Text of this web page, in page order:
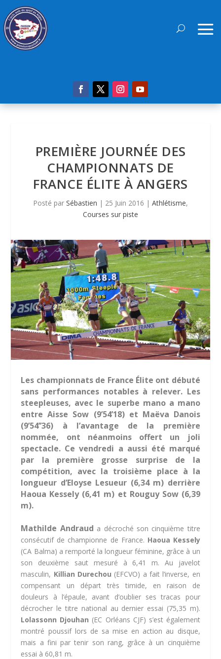
PREMIÈRE JOURNÉE DES
CHAMPIONNATS DE
FRANCE ÉLITE À ANGERS
Posté par Sébastien | 25 Juin 2016 | Athlétisme,
Courses sur piste
Les championnats de France Élite ont débuté
sans performances notables à relever. Les
steepleuses, avec le superbe mano a mano
entre Aisse Sow (9’54’18) et Maëva Danois
(9’54’’36) à l’avantage de la première
nommée, ont néanmoins offert un joli
spectacle. Ce vendredi a aussi été marqué
par la première grosse surprise de la
compétition, avec la troisième place à la
longueur d’Eloyse Lesueur (6,34 m) derrière
Haoua Kessely (6,41 m) et Rouguy Sow (6,39
m).
Mathilde Andraud a décroché son cinquième titre
consécutif de championne de France. Haoua Kessely
(CA Balma) a remporté la longueur féminine, grâce à un
son deuxième saut mesuré à 6,41 m. Au javelot
masculin, Killian Durechou (EFCVO) a fait l’inverse, en
compensant un départ très timide, en raison de
douleurs à l’épaule, avant d’oublier ses tracas pour
décrocher le titre national au dernier essai (75,35 m).
Lolassonn Djouhan (EC Orléans CJF) s’est également
montré poussif lors de sa mise en action au disque,
mais a fini par tenir son rang, grâce à un cinquième
essai à 60,81 m.